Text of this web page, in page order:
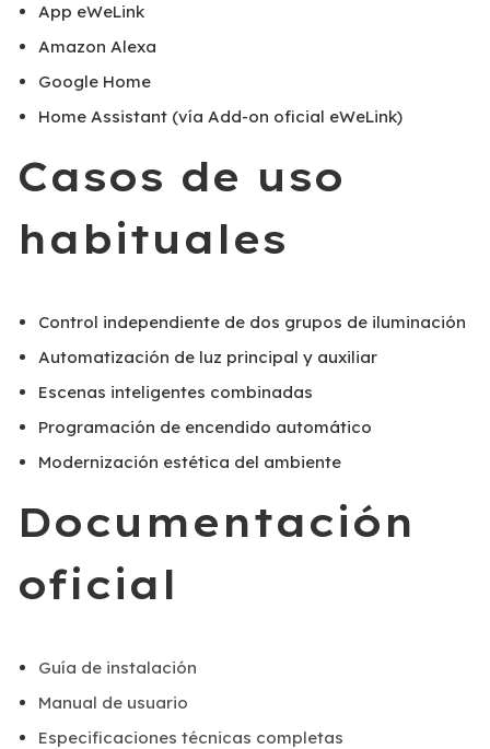
App eWeLink
Amazon Alexa
Google Home
Home Assistant (vía Add-on oficial eWeLink)
Casos de uso
habituales
Control independiente de dos grupos de iluminación
Automatización de luz principal y auxiliar
Escenas inteligentes combinadas
Programación de encendido automático
Modernización estética del ambiente
Documentación
oficial
Guía de instalación
Manual de usuario
Especificaciones técnicas completas